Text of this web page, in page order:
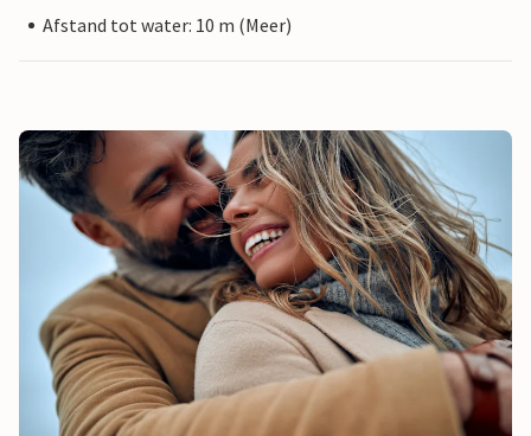
Afstand tot water: 10 m (Meer)